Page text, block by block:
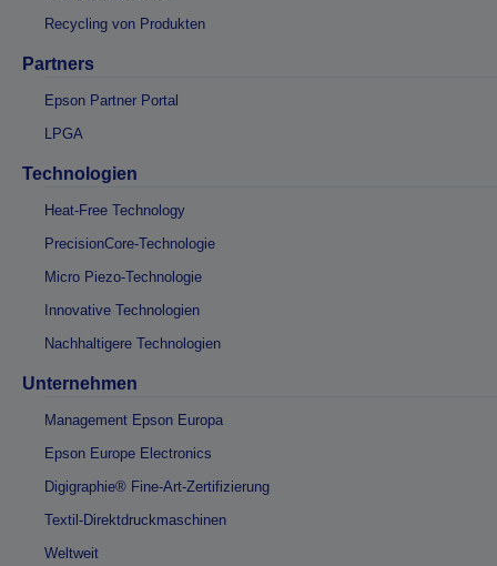
Recycling von Produkten
Partners
Epson Partner Portal
LPGA
Technologien
Heat-Free Technology
PrecisionCore-Technologie
Micro Piezo-Technologie
Innovative Technologien
Nachhaltigere Technologien
Unternehmen
Management Epson Europa
Epson Europe Electronics
Digigraphie® Fine-Art-Zertifizierung
Textil-Direktdruckmaschinen
Weltweit